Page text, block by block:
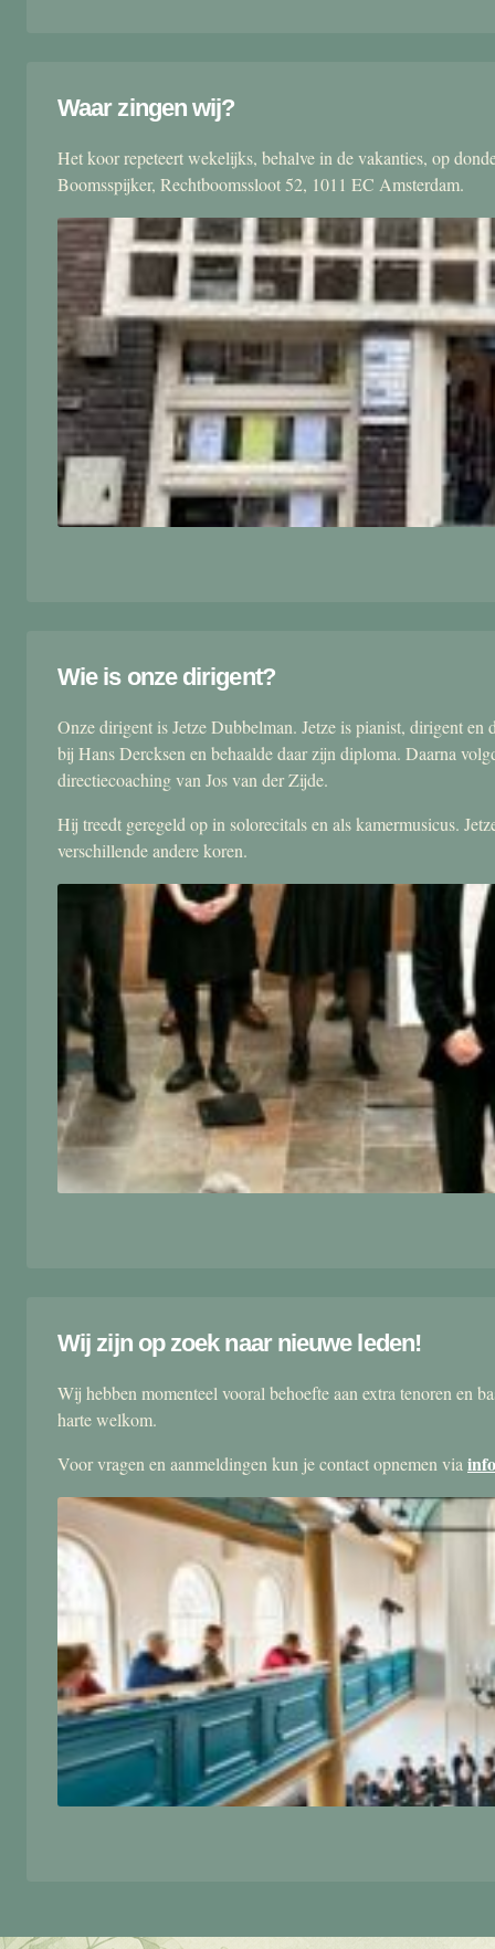
Waar zingen wij?
Het koor repeteert wekelijks, behalve in de vakanties, op
Boomsspijker, Rechtboomssloot 52, 1011 EC Amsterdam.
Wie is onze dirigent?
Onze dirigent is Jetze Dubbelman. Jetze is pianist, dirigent
bij Hans Dercksen en behaalde daar zijn diploma. Daarna
directiecoaching van Jos van der Zijde.
Hij treedt geregeld op in solorecitals en als kamermusicus.
verschillende andere koren.
Wij zijn op zoek naar nieuwe leden!
Wij hebben momenteel vooral behoefte aan extra tenoren en
harte welkom.
Voor vragen en aanmeldingen kun je contact opnemen via